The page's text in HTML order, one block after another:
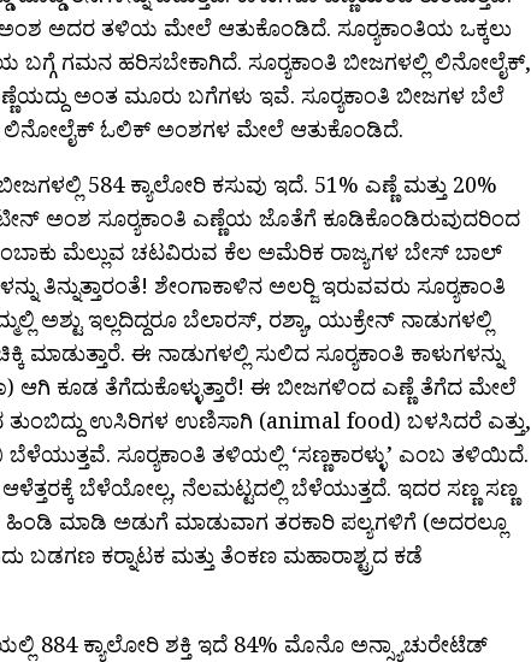
ಅದರ ತಳಿಯ ಮೇಲೆ ಆತುಕೊಂಡಿದೆ. ಸೂರ‍್ಯಕಾಂತಿಯ ಒಕ್ಕಲು
ಗಮನ ಹರಿಸಬೇಕಾಗಿದೆ. ಸೂರ‍್ಯಕಾಂತಿ ಬೀಜಗಳಲ್ಲಿ ಲಿನೋಲೈಕ್,
ಅಂತ ಮೂರು ಬಗೆಗಳು ಇವೆ. ಸೂರ‍್ಯಕಾಂತಿ ಬೀಜಗಳ ಬೆಲೆ
ಲಿನೋಲೈಕ್ ಓಲಿಕ್ ಅಂಶಗಳ ಮೇಲೆ ಆತುಕೊಂಡಿದೆ.
584 ಕ್ಯಾಲೋರಿ ಕಸುವು ಇದೆ. 51% ಎಣ್ಣೆ ಮತ್ತು 20%
ಅಂಶ ಸೂರ‍್ಯಕಾಂತಿ ಎಣ್ಣೆಯ ಜೊತೆಗೆ ಕೂಡಿಕೊಂಡಿರುವುದರಿಂದ
ಮೆಲ್ಲುವ ಚಟವಿರುವ ಕೆಲ ಅಮೆರಿಕ ರಾಜ್ಯಗಳ ಬೇಸ್ ಬಾಲ್
ತಿನ್ನುತ್ತಾರಂತೆ! ಶೇಂಗಾಕಾಳಿನ ಅಲರ‍್ಜಿ ಇರುವವರು ಸೂರ‍್ಯಕಾಂತಿ
ಅಶ್ಟು ಇಲ್ಲದಿದ್ದರೂ ಬೆಲಾರಸ್, ರಶ್ಯಾ, ಯುಕ್ರೇನ್ ನಾಡುಗಳಲ್ಲಿ
ಮಾಡುತ್ತಾರೆ. ಈ ನಾಡುಗಳಲ್ಲಿ ಸುಲಿದ ಸೂರ‍್ಯಕಾಂತಿ ಕಾಳುಗಳನ್ನು
ಕೂಡ ತೆಗೆದುಕೊಳ್ಳುತ್ತಾರೆ! ಈ ಬೀಜಗಳಿಂದ ಎಣ್ಣೆ ತೆಗೆದ ಮೇಲೆ
ಉಸಿರಿಗಳ ಉಣಿಸಾಗಿ (animal food) ಬಳಸಿದರೆ ಎತ್ತು,
ಸೂರ‍್ಯಕಾಂತಿ ತಳಿಯಲ್ಲಿ ‘ಸಣ್ಣಕಾರಳ್ಳು’ ಎಂಬ ತಳಿಯಿದೆ.
ಬೆಳೆಯೋಲ್ಲ, ನೆಲಮಟ್ಟದಲ್ಲಿ ಬೆಳೆಯುತ್ತದೆ. ಇದರ ಸಣ್ಣ ಸಣ್ಣ
ಹಿಂಡಿ ಮಾಡಿ ಅಡುಗೆ ಮಾಡುವಾಗ ತರಕಾರಿ ಪಲ್ಯಗಳಿಗೆ (ಅದರಲ್ಲೂ
ಬಡಗಣ ಕರ‍್ನಾಟಕ ಮತ್ತು ತೆಂಕಣ ಮಹಾರಾಶ್ಟ್ರದ ಕಡೆ
884 ಕ್ಯಾಲೋರಿ ಶಕ್ತಿ ಇದೆ 84% ಮೊನೊ ಅನ್ಸ್ಯಾಚುರೇಟೆಡ್